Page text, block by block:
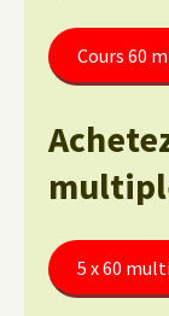
Cours 60
5 x 60